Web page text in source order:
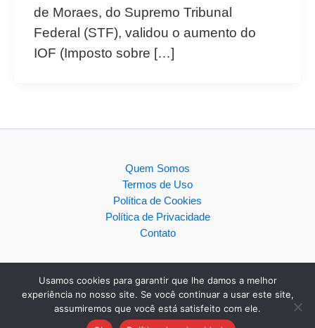
de Moraes, do Supremo Tribunal
Federal (STF), validou o aumento do
IOF (Imposto sobre […]
Quem Somos
Termos de Uso
Política de Cookies
Política de Privacidade
Contato
Copyright © 2026
Usamos cookies para garantir que lhe damos a melhor
experiência no nosso site. Se você continuar a usar este site,
assumiremos que você está satisfeito com ele.